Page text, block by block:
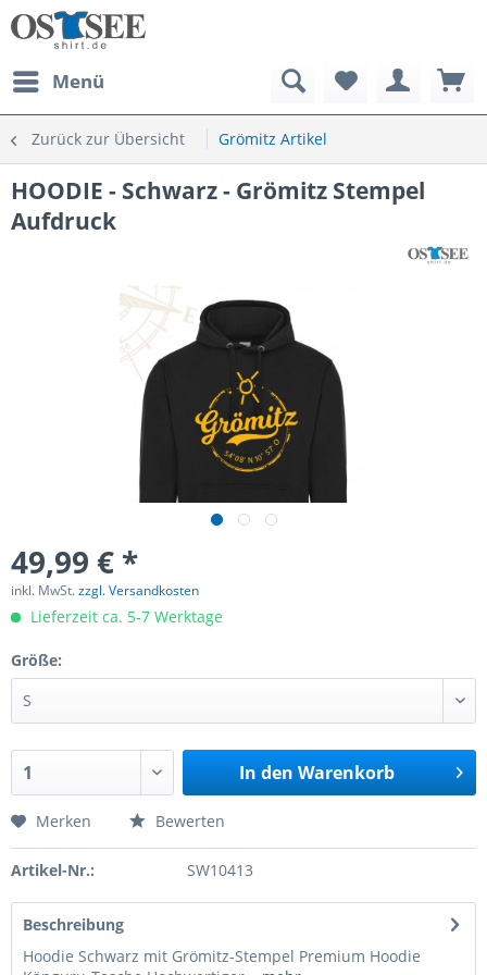
Menü
Zurück zur Übersicht Grömitz Artikel
HOODIE - Schwarz - Grömitz Stempel
Aufdruck
49,99 € *
inkl. MwSt.zzgl. Versandkosten
Lieferzeit ca. 5-7 Werktage
Größe:
In den Warenkorb
Merken Bewerten
Artikel-Nr.: SW10413
Beschreibung
Hoodie Schwarz mit Grömitz-Stempel Premium Hoodie